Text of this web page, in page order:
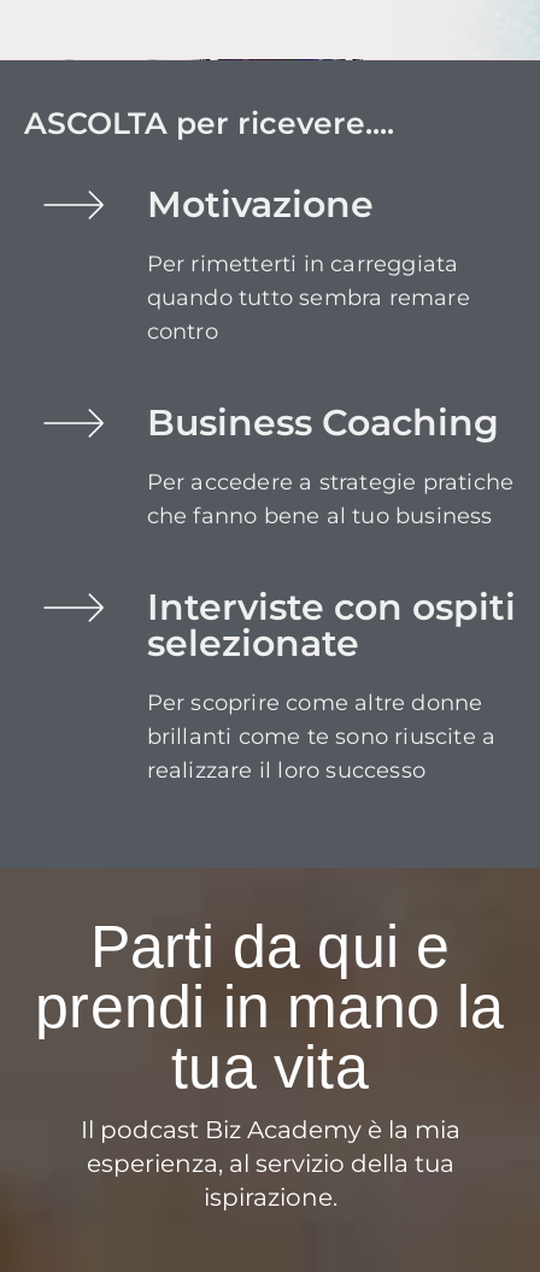
ASCOLTA per ricevere....
Motivazione
Per rimetterti in carreggiata
quando tutto sembra remare
contro
Business Coaching
Per accedere a strategie pratiche
che fanno bene al tuo business
Interviste con ospiti
selezionate
Per scoprire come altre donne
brillanti come te sono riuscite a
realizzare il loro successo
Parti da qui e
prendi in mano la
tua vita
Il podcast Biz Academy è la mia
esperienza, al servizio della tua
ispirazione.